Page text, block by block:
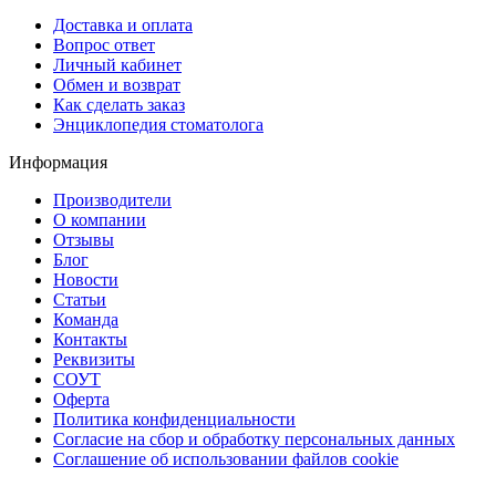
Доставка и оплата
Вопрос ответ
Личный кабинет
Обмен и возврат
Как сделать заказ
Энциклопедия стоматолога
Информация
Производители
О компании
Отзывы
Блог
Новости
Статьи
Команда
Контакты
Реквизиты
СОУТ
Оферта
Политика конфиденциальности
Согласие на сбор и обработку персональных данных
Соглашение об использовании файлов cookie